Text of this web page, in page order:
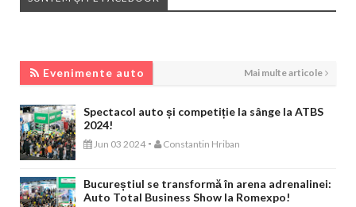
Evenimente auto Mai multe articole
Spectacol auto și competiție la sânge la ATBS
2024!
Jun 03 2024 - Constantin Hriban
Bucureștiul se transformă în arena adrenalinei:
Auto Total Business Show la Romexpo!